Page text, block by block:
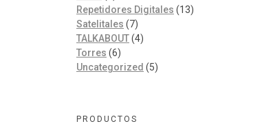
Repetidores Digitales (13)
Satelitales (7)
TALKABOUT(4)
Torres (6)
Uncategorized (5)
PRODUCTOS